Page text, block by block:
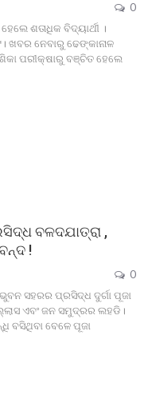
0
ଶତାଧିକ ବିଦ୍ୟାର୍ଥୀ ।
ଖବର ନେବାରୁ ଢେଙ୍କାନାଳ
ପରୀକ୍ଷାରୁ ବଞ୍ଚିତ ହେଲେ
ବଳଦଯାତ୍ରା ,
!
0
ସହରର ପ୍ରସିଦ୍ଧ ଦୁର୍ଗା ପୂଜା
ଏବଂ ଜନ ସମୁଦ୍ରର ଲହଡି।
ବସିଥିବା ବେଳେ ପୂଜା